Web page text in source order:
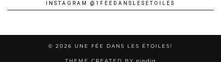
INSTAGRAM @1FEEDANSLESETOILES
© 2026 UNE FÉE DANS LES ÉTOILES!